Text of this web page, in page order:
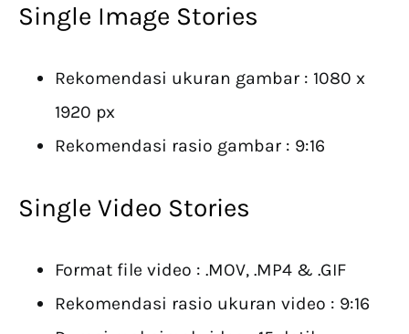
Single Image Stories
Rekomendasi ukuran gambar : 1080 x
1920 px
Rekomendasi rasio gambar : 9:16
Single Video Stories
Format file video : .MOV, .MP4 & .GIF
Rekomendasi rasio ukuran video : 9:16